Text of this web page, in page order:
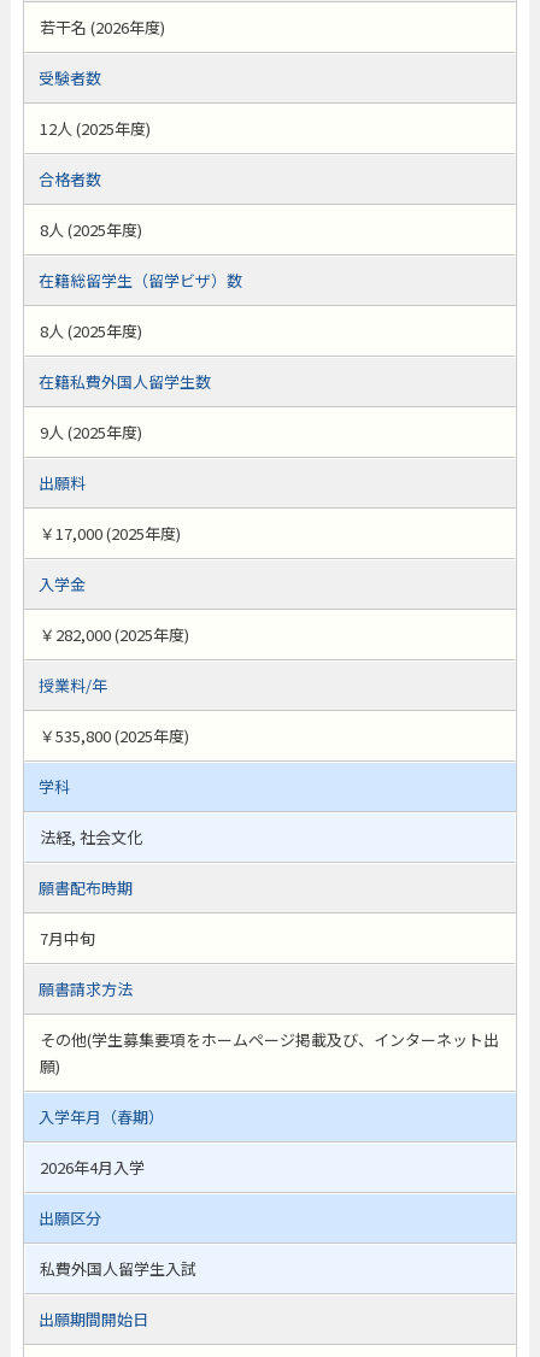
若干名 (2026年度)
受験者数
12人 (2025年度)
合格者数
8人 (2025年度)
在籍総留学生（留学ビザ）数
8人 (2025年度)
在籍私費外国人留学生数
9人 (2025年度)
出願料
￥17,000 (2025年度)
入学金
￥282,000 (2025年度)
授業料/年
￥535,800 (2025年度)
学科
法経, 社会文化
願書配布時期
7月中旬
願書請求方法
その他(学生募集要項をホームページ掲載及び、インターネット出
願)
入学年月（春期）
2026年4月入学
出願区分
私費外国人留学生入試
出願期間開始日